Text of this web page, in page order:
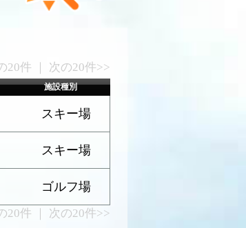
20件 ｜ 次の20件>>
施設種別
スキー場
スキー場
ゴルフ場
20件 ｜ 次の20件>>